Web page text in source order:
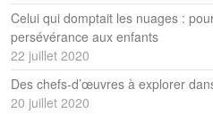
Celui qui domptait les nuages :
persévérance aux enfants
22 juillet 2020
Des chefs-d’œuvres à explorer
20 juillet 2020